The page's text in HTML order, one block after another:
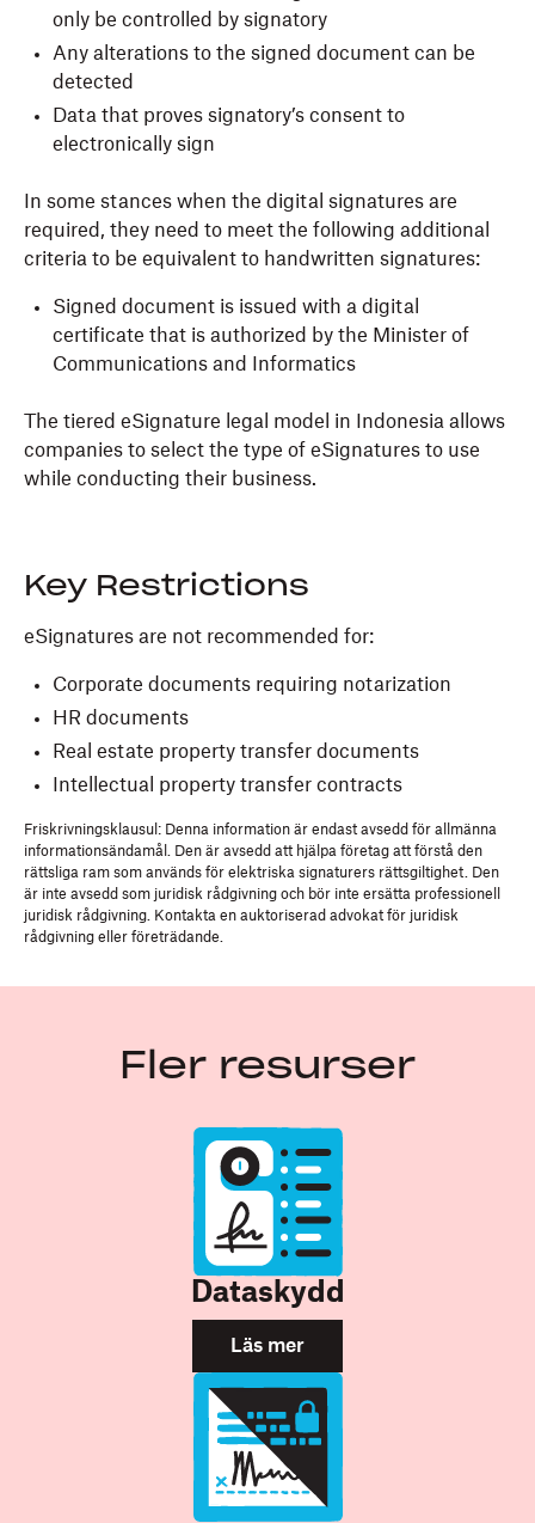
only be controlled by signatory
Any alterations to the signed document can be
detected
Data that proves signatory’s consent to
electronically sign
In some stances when the digital signatures are
required, they need to meet the following additional
criteria to be equivalent to handwritten signatures:
Signed document is issued with a digital
certificate that is authorized by the Minister of
Communications and Informatics
The tiered eSignature legal model in Indonesia allows
companies to select the type of eSignatures to use
while conducting their business.
Key Restrictions
eSignatures are not recommended for:
Corporate documents requiring notarization
HR documents
Real estate property transfer documents
Intellectual property transfer contracts
Friskrivningsklausul: Denna information är endast avsedd för allmänna
informationsändamål. Den är avsedd att hjälpa företag att förstå den
rättsliga ram som används för elektriska signaturers rättsgiltighet. Den
är inte avsedd som juridisk rådgivning och bör inte ersätta professionell
juridisk rådgivning. Kontakta en auktoriserad advokat för juridisk
rådgivning eller företrädande.
Fler resurser
Dataskydd
Läs mer